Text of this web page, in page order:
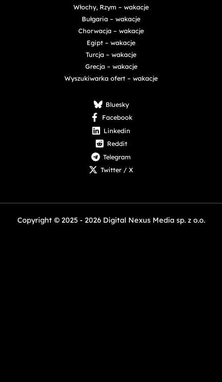
Bułgaria – wakacje
Chorwacja – wakacje
Egipt – wakacje
Turcja – wakacje
Grecja – wakacje
Wyszukiwarka ofert – wakacje
Facebook
Linkedin
Reddit
Telegram
Twitter / X